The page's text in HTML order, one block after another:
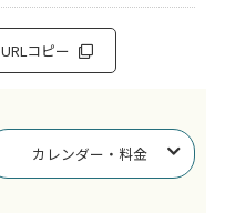
URLコピー
カレンダー・料金